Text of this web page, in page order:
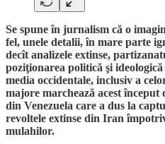
Se spune în jurnalism că o
fel, unele detalii, în mare parte
decît analizele extinse,
poziţionarea politică şi
media occidentale, inclusiv a
majore marchează acest
din Venezuela care a dus la
revoltele extinse din Iran
mulahilor.